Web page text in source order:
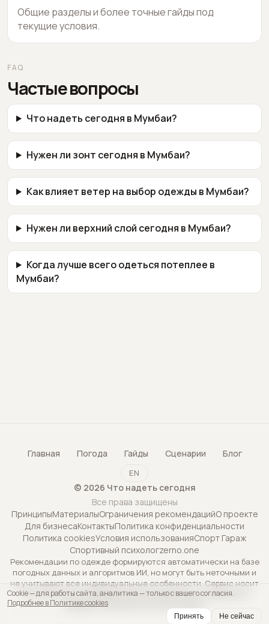
Общие разделы и более точные гайды под
текущие условия.
FAQ
Частые вопросы
Что надеть сегодня в Мумбаи?
Нужен ли зонт сегодня в Мумбаи?
Как влияет ветер на выбор одежды в Мумбаи?
Нужен ли верхний слой сегодня в Мумбаи?
Когда лучше всего одеться потеплее в
Мумбаи?
Главная Погода Гайды Сценарии Блог
EN
© 2026 Что надеть сегодня
Все права защищены
ПринципыМатериалыОграничения рекомендацийО проекте
Для бизнесаКонтактыПолитика конфиденциальности
Политика cookiesУсловия использованияСпорт Гараж
Спортивный психологzerno.one
Рекомендации по одежде формируются автоматически на базе
погодных данных и алгоритмов ИИ, но могут быть неточными и
не учитывают все индивидуальные особенности. Сервис носит
исключительно информационный характер и не является
профессиональной консультацией.
Cookie — для работы сайта, аналитика — только с вашего согласия.
Подробнее в Политике cookies
Принять Не сейчас